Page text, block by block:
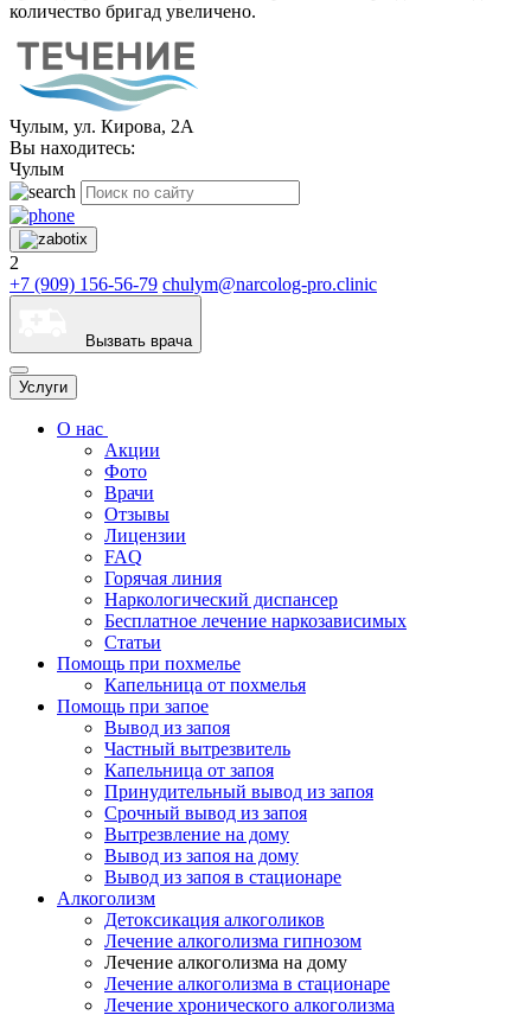
количество бригад увеличено.
Чулым, ул. Кирова, 2А
Вы находитесь:
Чулым
2
+7 (909) 156-56-79 chulym@narcolog-pro.clinic
Вызвать врача
Услуги
О нас
Акции
Фото
Врачи
Отзывы
Лицензии
FAQ
Горячая линия
Наркологический диспансер
Бесплатное лечение наркозависимых
Статьи
Помощь при похмелье
Капельница от похмелья
Помощь при запое
Вывод из запоя
Частный вытрезвитель
Капельница от запоя
Принудительный вывод из запоя
Срочный вывод из запоя
Вытрезвление на дому
Вывод из запоя на дому
Вывод из запоя в стационаре
Алкоголизм
Детоксикация алкоголиков
Лечение алкоголизма гипнозом
Лечение алкоголизма на дому
Лечение алкоголизма в стационаре
Лечение хронического алкоголизма